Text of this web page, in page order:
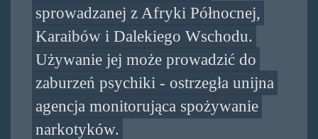
sprowadzanej z Afryki Północnej,
Karaibów i Dalekiego Wschodu.
Używanie jej może prowadzić do
zaburzeń psychiki - ostrzegła unijna
agencja monitorująca spożywanie
narkotyków.